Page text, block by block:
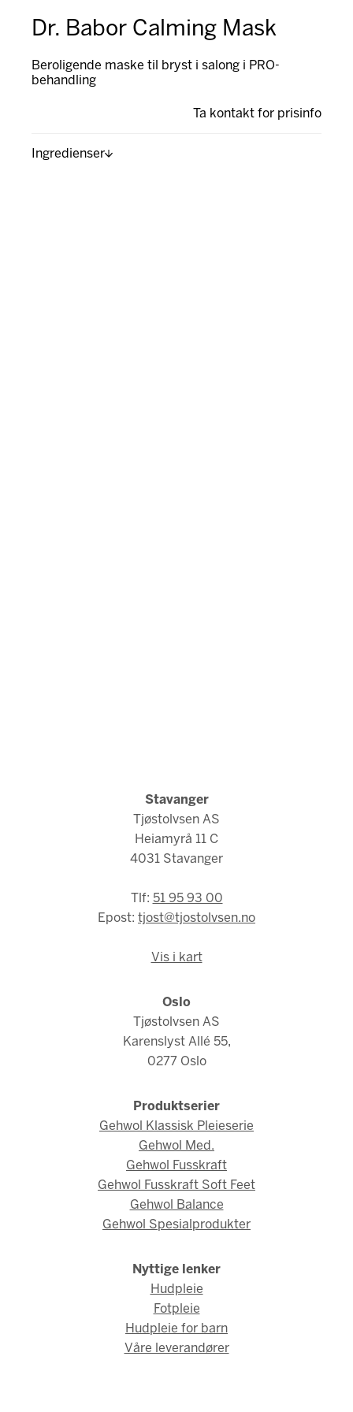
Dr. Babor Calming Mask
Beroligende maske til bryst i salong i PRO-
behandling
Ta kontakt for prisinfo
Ingredienser
Stavanger
Tjøstolvsen AS
Heiamyrå 11 C
4031 Stavanger
Tlf: 51 95 93 00
Epost: tjost@tjostolvsen.no
Vis i kart
Oslo
Tjøstolvsen AS
Karenslyst Allé 55,
0277 Oslo
Produktserier
Gehwol Klassisk Pleieserie
Gehwol Med.
Gehwol Fusskraft
Gehwol Fusskraft Soft Feet
Gehwol Balance
Gehwol Spesialprodukter
Nyttige lenker
Hudpleie
Fotpleie
Hudpleie for barn
Våre leverandører